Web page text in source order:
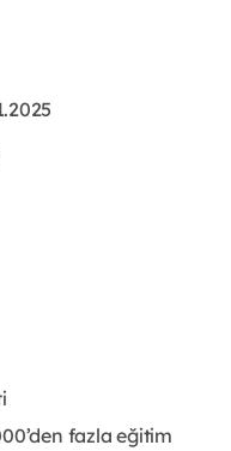
fazla eğitim